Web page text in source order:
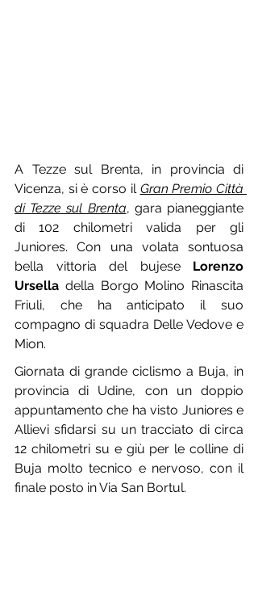
A Tezze sul Brenta, in provincia di
Vicenza, si è corso il Gran Premio Città
di Tezze sul Brenta, gara pianeggiante
di 102 chilometri valida per gli
Juniores. Con una volata sontuosa
bella vittoria del bujese Lorenzo
Ursella della Borgo Molino Rinascita
Friuli, che ha anticipato il suo
compagno di squadra Delle Vedove e
Mion.
Giornata di grande ciclismo a Buja, in
provincia di Udine, con un doppio
appuntamento che ha visto Juniores e
Allievi sfidarsi su un tracciato di circa
12 chilometri su e giù per le colline di
Buja molto tecnico e nervoso, con il
finale posto in Via San Bortul.